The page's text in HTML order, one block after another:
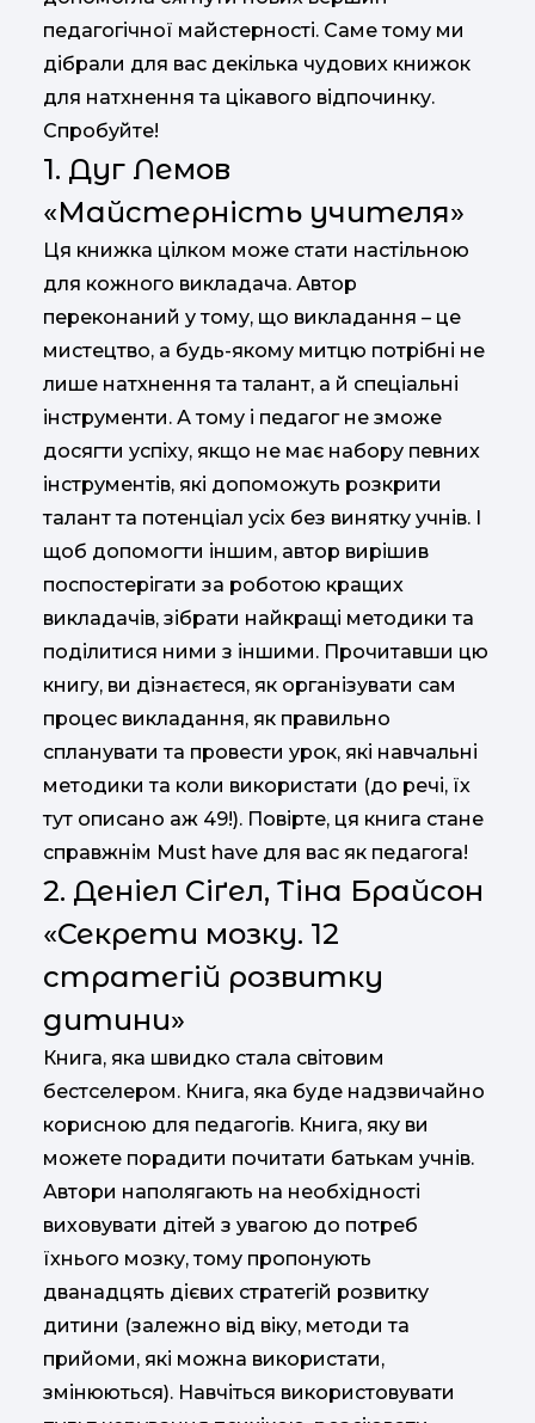
педагогічної майстерності. Саме тому ми
дібрали для вас декілька чудових книжок
для натхнення та цікавого відпочинку.
Спробуйте!
1. Дуг Лемов
«Майстерність учителя»
Ця книжка цілком може стати настільною
для кожного викладача. Автор
переконаний у тому, що викладання – це
мистецтво, а будь-якому митцю потрібні не
лише натхнення та талант, а й спеціальні
інструменти. А тому і педагог не зможе
досягти успіху, якщо не має набору певних
інструментів, які допоможуть розкрити
талант та потенціал усіх без винятку учнів. І
щоб допомогти іншим, автор вирішив
поспостерігати за роботою кращих
викладачів, зібрати найкращі методики та
поділитися ними з іншими. Прочитавши цю
книгу, ви дізнаєтеся, як організувати сам
процес викладання, як правильно
спланувати та провести урок, які навчальні
методики та коли використати (до речі, їх
тут описано аж 49!). Повірте, ця книга стане
справжнім Must have для вас як педагога!
2. Деніел Сіґел, Тіна Брайсон
«Секрети мозку. 12
стратегій розвитку
дитини»
Книга, яка швидко стала світовим
бестселером. Книга, яка буде надзвичайно
корисною для педагогів. Книга, яку ви
можете порадити почитати батькам учнів.
Автори наполягають на необхідності
виховувати дітей з увагою до потреб
їхнього мозку, тому пропонують
дванадцять дієвих стратегій розвитку
дитини (залежно від віку, методи та
прийоми, які можна використати,
змінюються). Навчіться використовувати